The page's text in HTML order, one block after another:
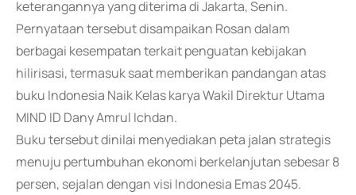
keterangannya yang diterima di Jakarta, Senin.
Pernyataan tersebut disampaikan Rosan dalam
berbagai kesempatan terkait penguatan kebijakan
hilirisasi, termasuk saat memberikan pandangan atas
buku Indonesia Naik Kelas karya Wakil Direktur Utama
MIND ID Dany Amrul Ichdan.
Buku tersebut dinilai menyediakan peta jalan strategis
menuju pertumbuhan ekonomi berkelanjutan sebesar 8
persen, sejalan dengan visi Indonesia Emas 2045.